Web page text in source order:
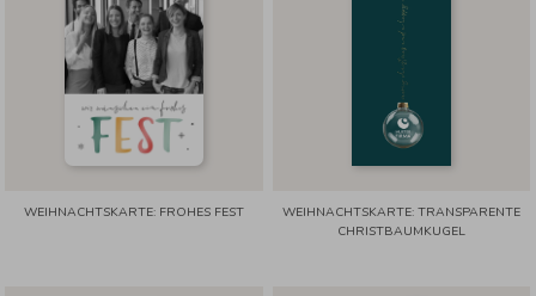
WEIHNACHTSKARTE: FROHES FEST
WEIHNACHTSKARTE: TRANSPARENTE
CHRISTBAUMKUGEL